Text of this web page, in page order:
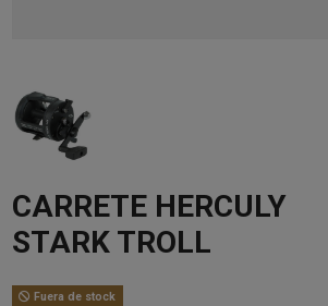
CARRETE HERCULY
STARK TROLL
Fuera de stock